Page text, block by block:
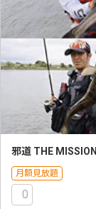
邪道 THE
月額見放題
0